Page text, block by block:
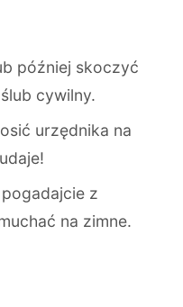
później skoczyć
cywilny.
urzędnika na
z
na zimne.